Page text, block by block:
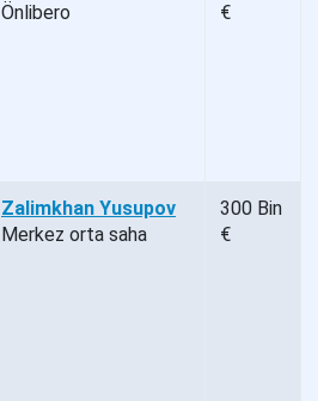
Önlibero
€
Zalimkhan Yusupov
Merkez orta saha
300 Bin
€